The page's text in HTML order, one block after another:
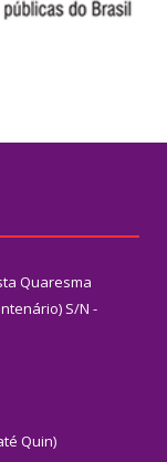
Quaresma
S/N -
Quin)